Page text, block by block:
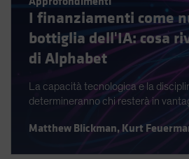
I finanziamenti come
bottiglia dell'IA: cosa
di Alphabet
La capacità tecnologica e la
determineranno chi resterà in
Matthew Blickman,Kurt